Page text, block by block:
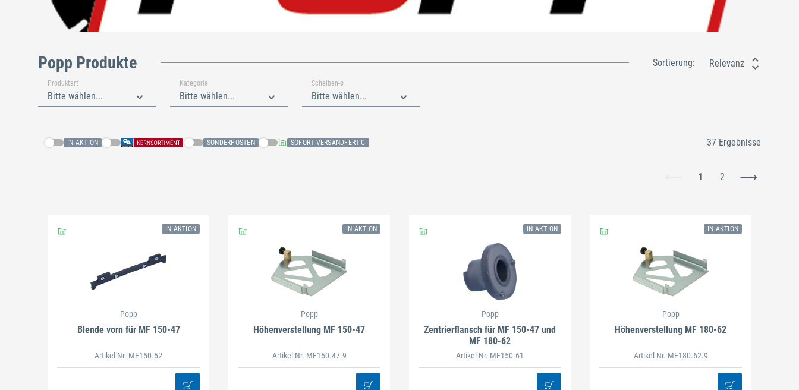
Popp Produkte Sortierung: Relevanz
Produktart
Bitte wählen...
Schließen
Kategorie
Bitte wählen...
Scheiben-ø
Bitte wählen...
IN AKTION SONDERPOSTEN SOFORT VERSANDFERTIG 37 Ergebnisse
1 2
IN AKTION
Popp
Blende vorn für MF 150-47
Artikel-Nr. MF150.52
IN AKTION
Popp
Höhenverstellung MF 150-47
Artikel-Nr. MF150.47.9
IN AKTION
Popp
Zentrierflansch für MF 150-47 und
MF 180-62
Artikel-Nr. MF150.61
IN AKTION
Popp
Höhenverstellung MF 180-62
Artikel-Nr. MF180.62.9